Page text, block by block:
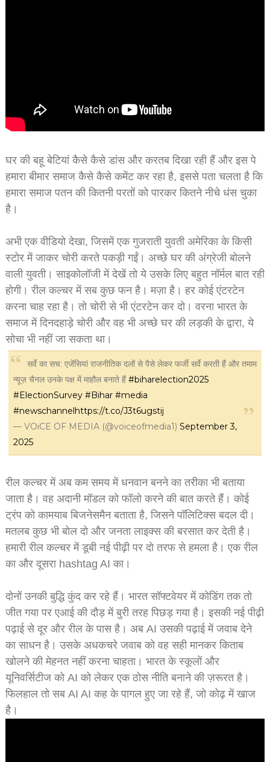
घर की बहू बेटियां कैसे कैसे डांस और करतब दिखा रही हैं और इस पे
हमारा बीमार समाज कैसे कैसे कमेंट कर रहा है, इससे पता चलता है कि
हमारा समाज पतन की कितनी परतों को पारकर कितने नीचे धंस चुका
है।
अभी एक वीडियो देखा, जिसमें एक गुजराती युवती अमेरिका के किसी
स्टोर में जाकर चोरी करते पकड़ी गईं। अच्छे घर की अंग्रेजी बोलने
वाली युवती। साइकोलॉजी में देखें तो ये उसके लिए बहुत नॉर्मल बात रही
होगी। रील कल्चर में सब कुछ फन है। मज़ा है। हर कोई एंटरटेन
करना चाह रहा है। तो चोरी से भी एंटरटेन कर दो। वरना भारत के
समाज में दिनदहाड़े चोरी और वह भी अच्छे घर की लड़की के द्वारा, ये
सोचा भी नहीं जा सकता था।
सर्वे का सच: एजेंसियां राजनीतिक दलों से पैसे लेकर फर्जी सर्वे करती हैं और तमाम
न्यूज़ चैनल उनके पक्ष में माहौल बनाते हैं#biharelection2025
#ElectionSurvey #Bihar #media
#newschannelhttps://t.co/J3t6ugstij
— VOiCE OF MEDIA (@voiceofmedia1) September 3,
2025
रील कल्चर में अब कम समय में धनवान बनने का तरीका भी बताया
जाता है। वह अदानी मॉडल को फॉलो करने की बात करते हैं। कोई
ट्रंप को कामयाब बिजनेसमैन बताता है, जिसने पॉलिटिक्स बदल दी।
मतलब कुछ भी बोल दो और जनता लाइक्स की बरसात कर देती है।
हमारी रील कल्चर में डूबी नई पीढ़ी पर दो तरफ से हमला है। एक रील
का और दूसरा hashtag AI का।
दोनों उनकी बुद्धि कुंद कर रहे हैं। भारत सॉफ्टवेयर में कोडिंग तक तो
जीत गया पर एआई की दौड़ में बुरी तरह पिछड़ गया है। इसकी नई पीढ़ी
पढ़ाई से दूर और रील के पास है। अब AI उसकी पढ़ाई में जवाब देने
का साधन है। उसके अधकचरे जवाब को वह सही मानकर किताब
खोलने की मेहनत नहीं करना चाहता। भारत के स्कूलों और
यूनिवर्सिटीज को AI को लेकर एक ठोस नीति बनाने की ज़रूरत है।
फिलहाल तो सब AI AI कह के पागल हुए जा रहे हैं, जो कोढ़ में खाज
है।